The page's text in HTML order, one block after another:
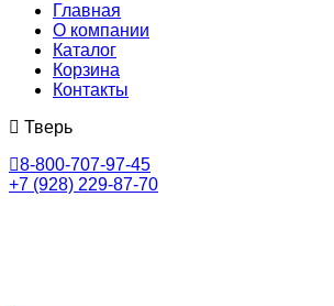
Главная
О компании
Каталог
Корзина
Контакты
Тверь
8-800-707-97-45
+7 (928) 229-87-70